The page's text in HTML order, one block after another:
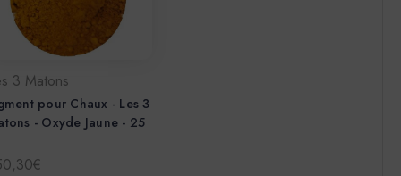
3 Matons
pour Chaux - Les 3
- Oxyde Jaune - 25